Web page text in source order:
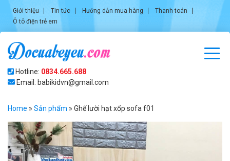
Giới thiệu Tin tức Hướng dẫn mua hàng
Thanh toán
Ô tô điện trẻ em
Hotline: 0834.665.688
Email: babikidvn@gmail.com
Home » Sản phẩm » Ghế lười hạt xốp sofa f01